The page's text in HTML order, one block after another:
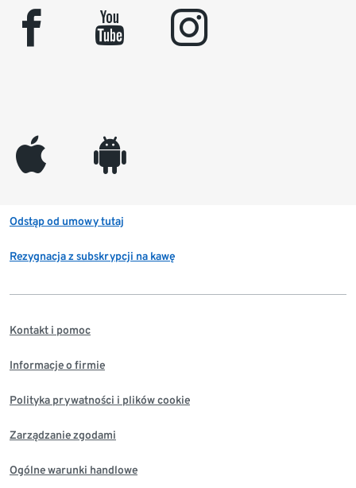
facebook youtube instagram
appleinc android
Odstąp od umowy tutaj
Rezygnacja z subskrypcji na kawę
Kontakt i pomoc
Informacje o firmie
Polityka prywatności i plików cookie
Zarządzanie zgodami
Ogólne warunki handlowe